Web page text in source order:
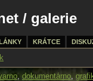
/ galerie
KRÁTCE
, dokumentárno,